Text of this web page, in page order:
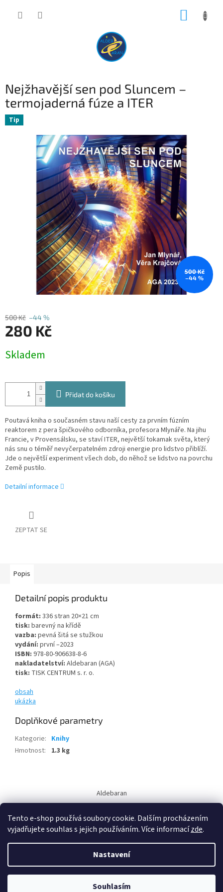
Tento e-shop používá soubory cookie. Dalším procházením
vyjadřujete souhlas s jejich používáním. Více informacízde.
Nastavení
Souhlasím
Nejžhavější sen pod Sluncem –
termojaderná fúze a ITER
Tip
500 Kč
–44 %
500 Kč –44 %
280 Kč
cena:
Skladem
Přidat do košíku
Poutavá kniha o současném stavu naší cesty za prvním fúzním
reaktorem z pera špičkového odborníka, profesora Mlynáře. Na jihu
Francie, v Provensálsku, se staví ITER, největší tokamak světa, který
nás snu o téměř nevyčerpatelném zdroji energie pro lidstvo přiblíží.
Jde o největší experiment všech dob, do něhož se lidstvo na povrchu
Země pustilo.
Detailní informace
ZEPTAT SE
Popis
Detailní popis produktu
formát: 336 stran 20×21 cm
tisk: barevný na křídě
vazba: pevná šitá se stužkou
vydání: první –2023
ISBN: 978-80-906638-8-6
nakladatelství: Aldebaran (AGA)
tisk: TISK CENTRUM s. r. o.
obsah
ukázka
Doplňkové parametry
Kategorie: Knihy
Hmotnost: 1.3 kg
p
Aldebaran
Vytvořil Shoptet
Aldebaran. Všechna práva vyhrazena.